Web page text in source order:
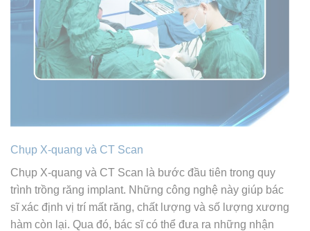
Chụp X-quang và CT Scan
Chụp X-quang và CT Scan là bước đầu tiên trong quy
trình trồng răng implant. Những công nghệ này giúp bác
sĩ xác định vị trí mất răng, chất lượng và số lượng xương
hàm còn lại. Qua đó, bác sĩ có thể đưa ra những nhận